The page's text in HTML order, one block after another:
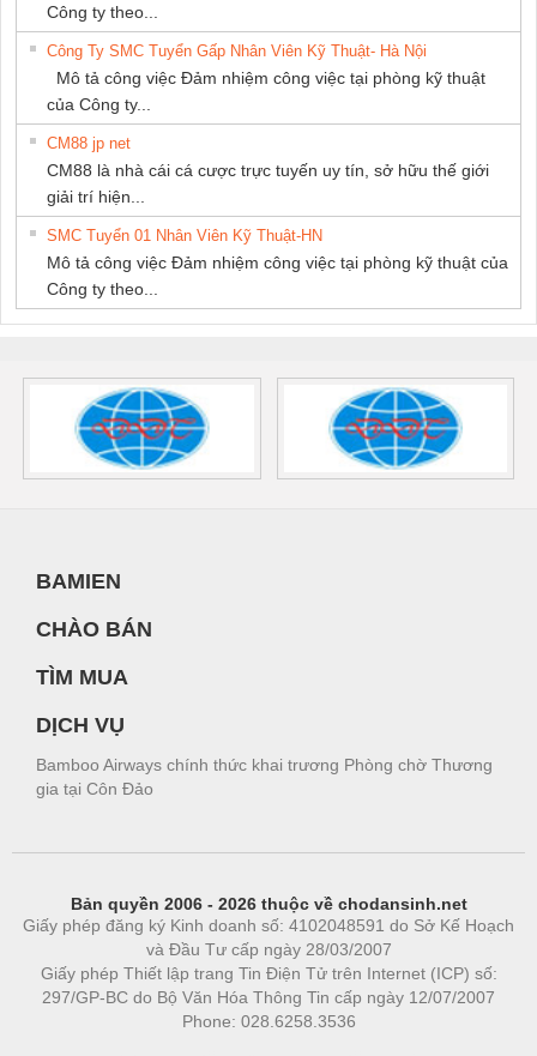
Công ty theo...
Công Ty SMC Tuyển Gấp Nhân Viên Kỹ Thuật- Hà Nội
Mô tả công việc Đảm nhiệm công việc tại phòng kỹ thuật
của Công ty...
CM88 jp net
CM88 là nhà cái cá cược trực tuyến uy tín, sở hữu thế giới
giải trí hiện...
SMC Tuyển 01 Nhân Viên Kỹ Thuật-HN
Mô tả công việc Đảm nhiệm công việc tại phòng kỹ thuật của
Công ty theo...
BAMIEN
CHÀO BÁN
TÌM MUA
DỊCH VỤ
Bamboo Airways chính thức khai trương Phòng chờ Thương
gia tại Côn Đảo
Bản quyền 2006 - 2026 thuộc về chodansinh.net
Giấy phép đăng ký Kinh doanh số: 4102048591 do Sở Kế Hoạch
và Đầu Tư cấp ngày 28/03/2007
Giấy phép Thiết lập trang Tin Điện Tử trên Internet (ICP) số:
297/GP-BC do Bộ Văn Hóa Thông Tin cấp ngày 12/07/2007
Phone: 028.6258.3536